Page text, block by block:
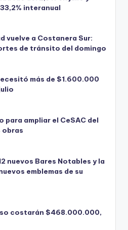
interanual
vuelve a Costanera Sur:
de tránsito del domingo
más de $1.600.000
ampliar el CeSAC del
obras
nuevos Bares Notables y la
emblemas de su
costarán $468.000.000,